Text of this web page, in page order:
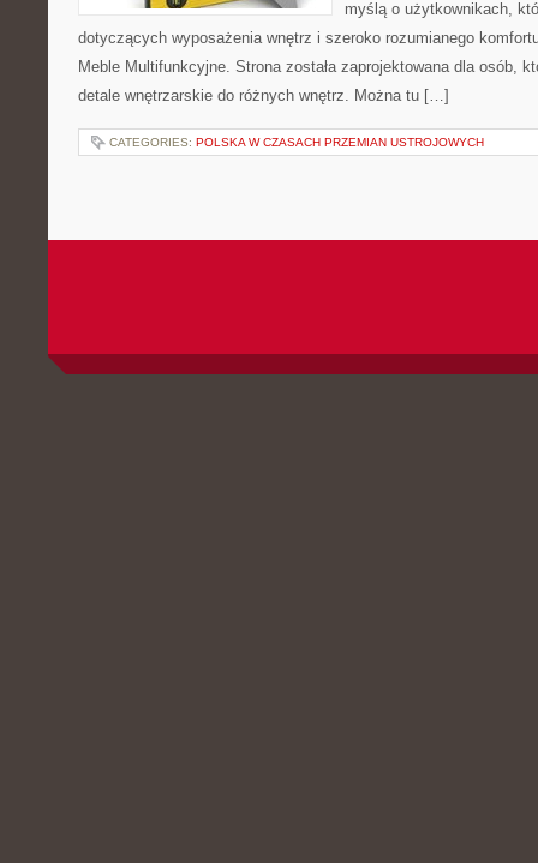
myślą o użytkownikach,
dotyczących wyposażenia wnętrz i szeroko rozumianego
Meble Multifunkcyjne. Strona została zaprojektowana dla osób,
detale wnętrzarskie do różnych wnętrz. Można tu […]
CATEGORIES: POLSKA W CZASACH PRZEMIAN USTROJOWYCH